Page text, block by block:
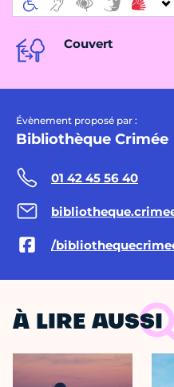
Couvert
Évènement proposé par :
Bibliothèque Crimée
01 42 45 56 40
/
À LIRE AUSSI